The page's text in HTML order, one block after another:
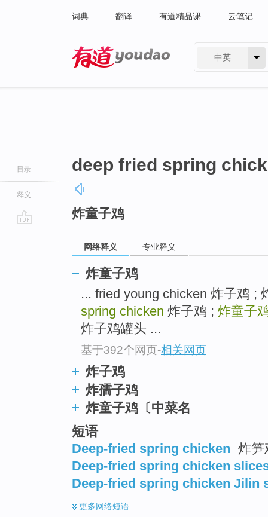
词典 翻译 有道精品课 云笔记
中英
目录
释义
deep fried spring
炸童子鸡
网络释义 专业释义
炸童子鸡
... fried young chicken 炸子鸡 ;
spring chicken 炸子鸡 ; 炸童子
炸子鸡罐头 ...
基于392个网页-相关网页
炸子鸡
炸孺子鸡
炸童子鸡〔中菜名
短语
Deep-fried spring chicken 炸笋
Deep-fried spring chicken
Deep-fried spring chicken Jilin
更多网络短语